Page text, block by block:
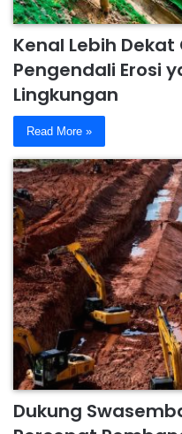
Kenal Lebih
Pengendali Erosi
Lingkungan
Read More »
Dukung